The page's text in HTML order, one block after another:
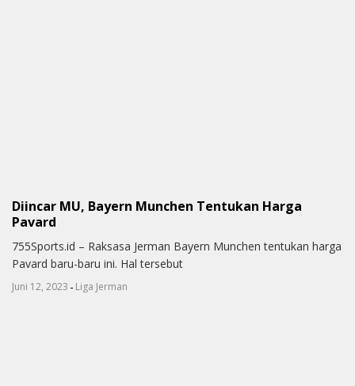
Diincar MU, Bayern Munchen Tentukan Harga
Pavard
755Sports.id – Raksasa Jerman Bayern Munchen tentukan harga
Pavard baru-baru ini. Hal tersebut
Juni 12, 2023 - Liga Jerman